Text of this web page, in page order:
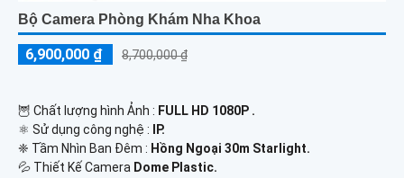
Bộ Camera Phòng Khám Nha Khoa
6,900,000 ₫ 8,700,000 ₫
🦉 Chất lượng hình Ảnh : FULL HD 1080P .
⚛️ Sử dụng công nghệ :
IP.
❈ Tầm Nhìn Ban Đêm : Hồng Ngoại 30m Starlight.
💦 Thiết Kế Camera Dome Plastic.